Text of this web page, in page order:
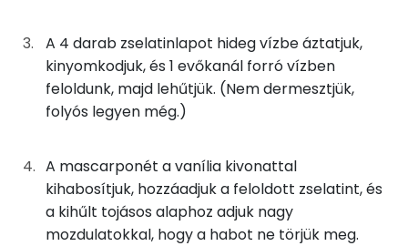
Magnézium
13 mg
Foszfor
60 mg
Réz
Mangán
A 4 darab zselatinlapot hideg vízbe áztatjuk,
kinyomkodjuk, és 1 evőkanál forró vízben
feloldunk, majd lehűtjük. (Nem dermesztjük,
folyós legyen még.)
A mascarponét a vanília kivonattal
kihabosítjuk, hozzáadjuk a feloldott zselatint, és
a kihűlt tojásos alaphoz adjuk nagy
mozdulatokkal, hogy a habot ne törjük meg.